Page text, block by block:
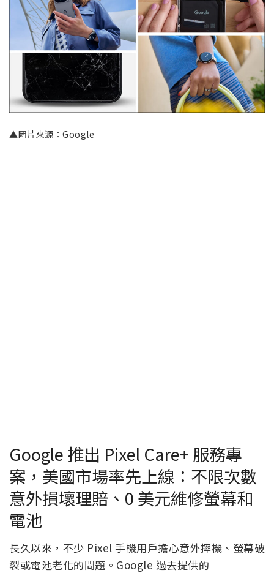
▲圖片來源：Google
Google 推出 Pixel Care+ 服務專
案，美國市場率先上線：不限次數
意外損壞理賠、0 美元維修螢幕和
電池
長久以來，不少 Pixel 手機用戶擔心意外摔機、螢幕破
裂或電池老化的問題。Google 過去提供的